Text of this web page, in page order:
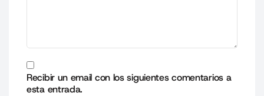
Recibir un email con los siguientes comentarios a
esta entrada.